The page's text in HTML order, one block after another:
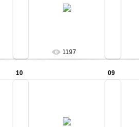
1197
10 09